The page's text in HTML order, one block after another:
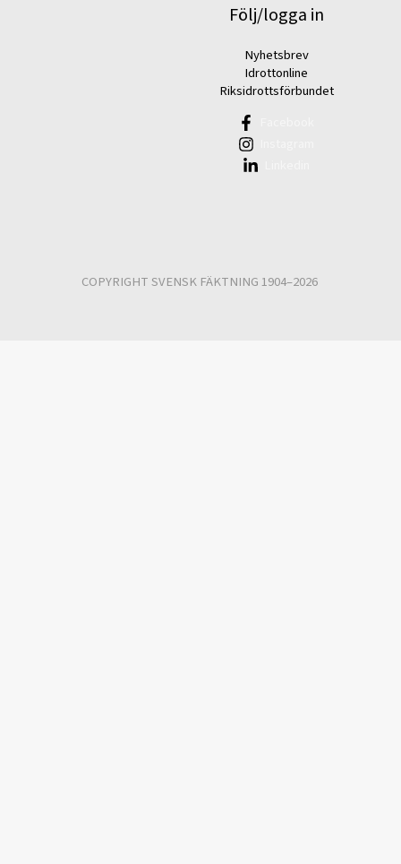
Följ/logga in
Nyhetsbrev
Idrottonline
Riksidrottsförbundet
COPYRIGHT SVENSK FÄKTNING 1904–2026